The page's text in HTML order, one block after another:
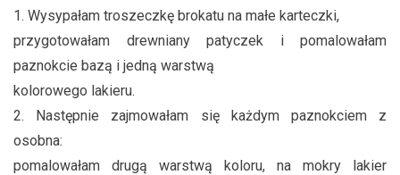
1. Wysypałam troszeczkę brokatu na małe karteczki,
przygotowałam drewniany patyczek i pomalowałam
paznokcie bazą i jedną warstwą
kolorowego lakieru.
2. Następnie zajmowałam się każdym paznokciem z
osobna:
pomalowałam drugą warstwą koloru, na mokry lakier